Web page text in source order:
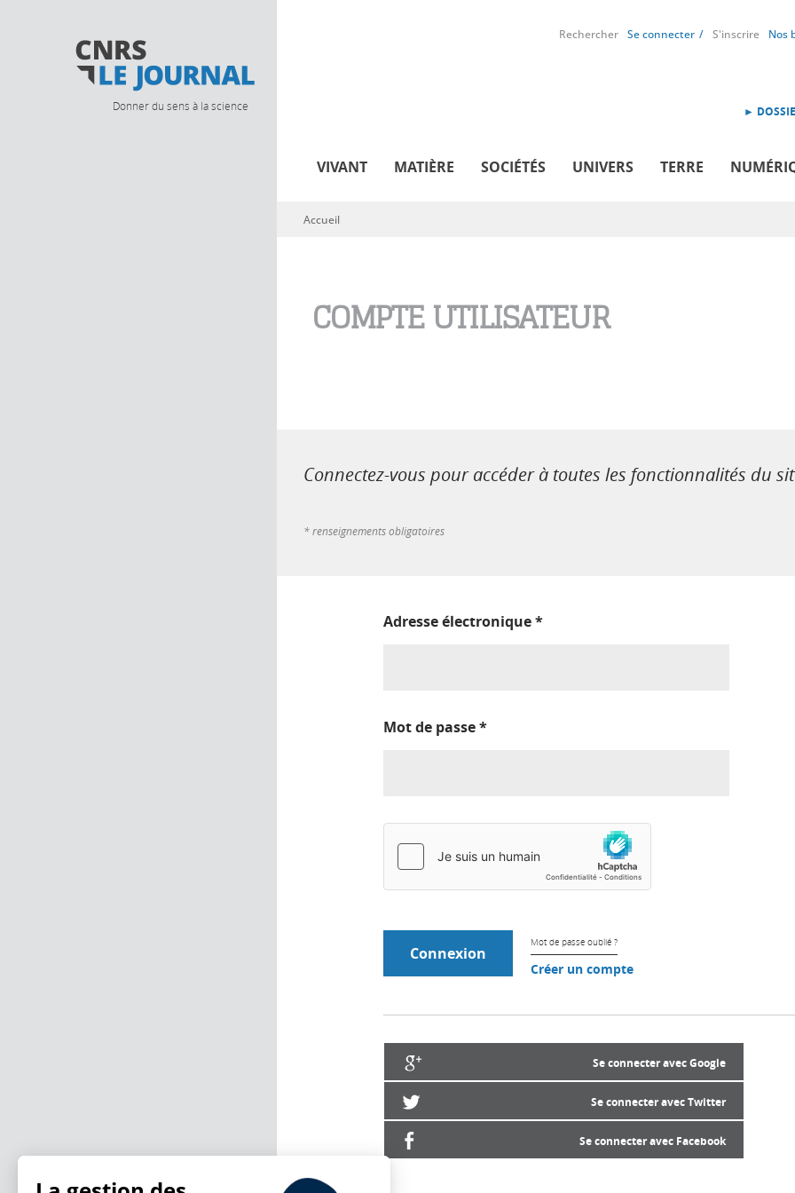
Donner du sens à la science
Rechercher Se connecter S'inscrire Nos
►
VIVANT MATIÈRE SOCIÉTÉS UNIVERS TERRE
Vous êtes ici
Accueil
COMPTE UTILISATEUR
Connectez-vous pour accéder à toutes les fonctionnalités du
* renseignements obligatoires
Adresse électronique*
Mot de passe*
Mot de passe oublié ?
Créer un compte
Se connecter avec Google
Se connecter avec Twitter
Se connecter avec Facebook